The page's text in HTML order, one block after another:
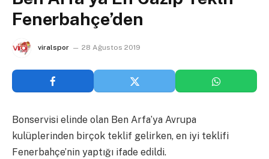
Fenerbahçe’den
viralspor 28 Ağustos 2019
Bonservisi elinde olan Ben Arfa’ya Avrupa
kulüplerinden birçok teklif gelirken, en iyi teklifi
Fenerbahçe’nin yaptığı ifade edildi.